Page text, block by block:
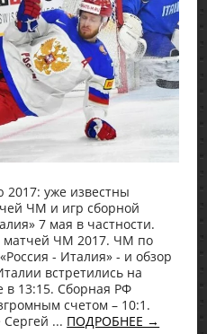
уже известны
ЧМ и игр сборной
7 мая в частности.
матчей ЧМ 2017. ЧМ по
- Италия» - и обзор
встретились на
в 13:15. Сборная РФ
счетом – 10:1.
... ПОДРОБНЕЕ →